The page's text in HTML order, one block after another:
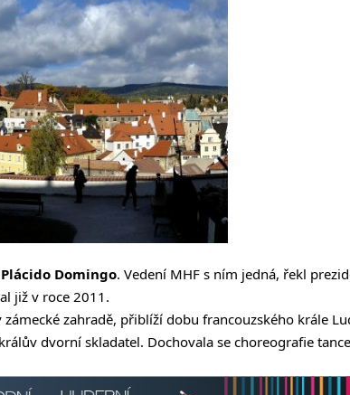
Plácido Domingo. Vedení MHF s ním jedná, řekl
již v roce 2011.
zahradě, přiblíží dobu francouzského krále
dvorní skladatel. Dochovala se choreografie